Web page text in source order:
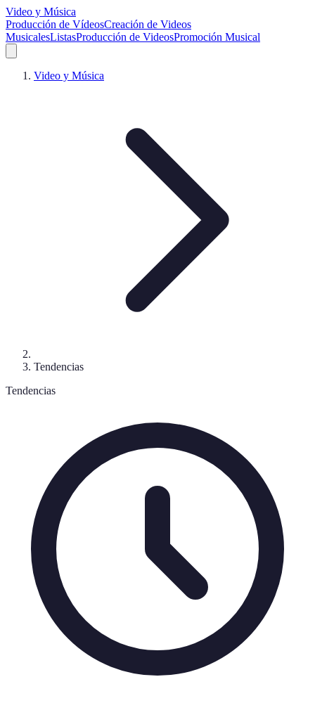
Video y Música
Producción de VídeosCreación de Videos
MusicalesListasProducción de VideosPromoción Musical
Video y Música
Tendencias
Tendencias